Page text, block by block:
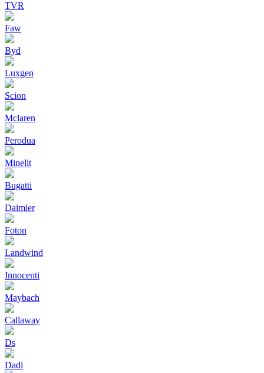
TVR
Faw
Byd
Luxgen
Scion
Mclaren
Perodua
Minellt
Bugatti
Daimler
Foton
Landwind
Innocenti
Maybach
Callaway
Ds
Dadi